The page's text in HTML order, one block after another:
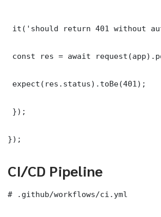
it('should return 401 without
const res = await
expect(res.status).toBe(401);
});
});
CI/CD Pipeline
# .github/workflows/ci.yml